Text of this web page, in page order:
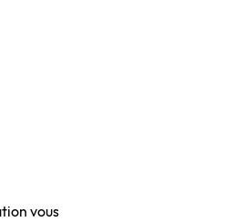
vous